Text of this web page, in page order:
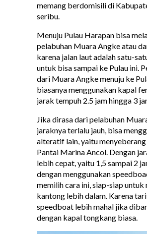
memang berdomisili di
seribu.
Menuju Pulau Harapan bisa
pelabuhan Muara Angke atau
karena jalan laut adalah satu-
untuk bisa sampai ke Pulau ini.
dari Muara Angke menuju ke
biasanya menggunakan kapal
jarak tempuh 2.5 jam hingga 3
Jika dirasa dari pelabuhan
jaraknya terlalu jauh, bisa
alteratif lain, yaitu
Pantai Marina Ancol. Dengan
lebih cepat, yaitu 1,5 sampai 2
dengan menggunakan
memilih cara ini, siap-siap untuk
kantong lebih dalam. Karena
speedboat lebih mahal jika
dengan kapal tongkang biasa.